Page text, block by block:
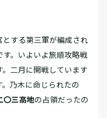
とする第三軍が編成され
。いよいよ旅順攻略戦
二月に開戦しています
乃木に命じられたの
〇三高地の占領だったの